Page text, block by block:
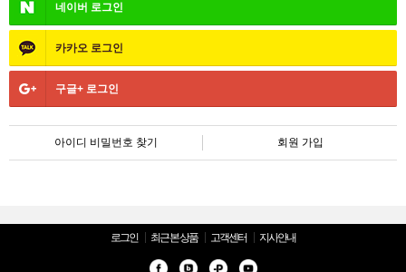
네이버 로그인
카카오 로그인
구글+ 로그인
아이디 비밀번호 찾기 회원 가입
로그인 최근 본 상품 고객센터 지사안내